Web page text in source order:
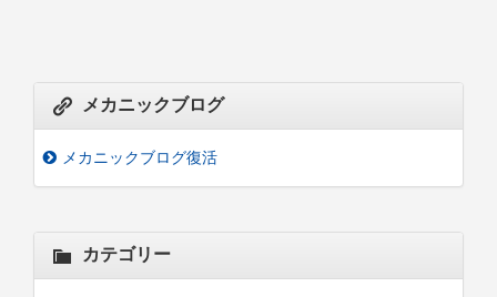
メカニックブログ
メカニックブログ復活
カテゴリー